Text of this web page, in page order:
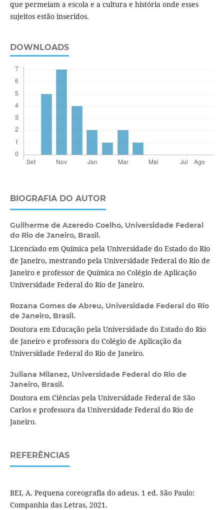
que permeiam a escola e a cultura e história onde esses
sujeitos estão inseridos.
DOWNLOADS
BIOGRAFIA DO AUTOR
Guilherme de Azeredo Coelho, Universidade Federal
do Rio de Janeiro, Brasil.
Licenciado em Química pela Universidade do Estado do Rio
de Janeiro, mestrando pela Universidade Federal do Rio de
Janeiro e professor de Química no Colégio de Aplicação
Universidade Federal do Rio de Janeiro.
Rozana Gomes de Abreu, Universidade Federal do Rio
de Janeiro, Brasil.
Doutora em Educação pela Universidade do Estado do Rio
de Janeiro e professora do Colégio de Aplicação da
Universidade Federal do Rio de Janeiro.
Juliana Milanez, Universidade Federal do Rio de
Janeiro, Brasil.
Doutora em Ciências pela Universidade Federal de São
Carlos e professora da Universidade Federal do Rio de
Janeiro.
REFERÊNCIAS
BEI, A. Pequena coreografia do adeus. 1 ed. São Paulo:
Companhia das Letras, 2021.